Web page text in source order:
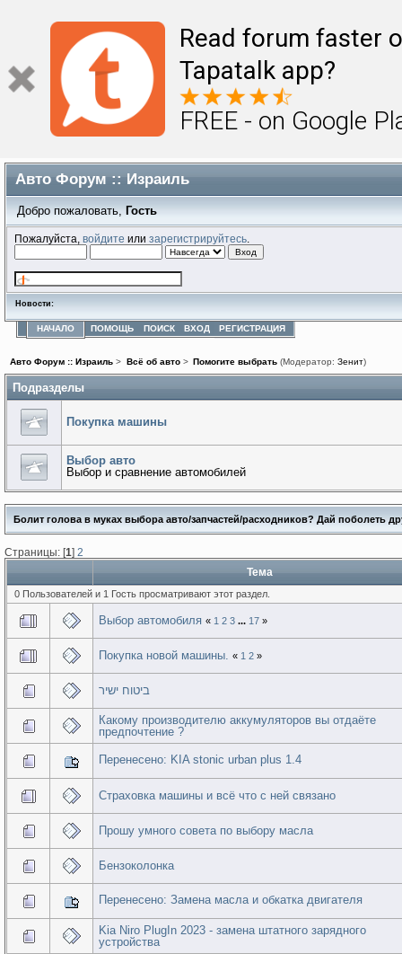
Read forum faster
Tapatalk app?
FREE - on Google
Авто Форум :: Израиль
Добро пожаловать, Гость
Пожалуйста,войдите илизарегистрируйтесь
Новости:
НАЧАЛО ПОМОЩЬ ПОИСК ВХОД РЕГИСТРАЦИЯ
Авто Форум :: Израиль > Всё об авто> Помогите выбрать(Модератор: Зенит)
Подразделы
Покупка машины
Выбор авто
Выбор и сравнение автомобилей
Болит голова в муках выбора авто/запчастей/расходников? Дай поболеть
Страницы: [1] 2
Тема
0 Пользователей и 1 Гость просматривают этот раздел.
Выбор автомобиля « 1 2 3 ... 17 »
Покупка новой машины.« 1 2 »
ביטוח ישיר
Какому производителю аккумуляторов вы отдаёте
предпочтение ?
Перенесено: KIA stonic urban plus 1.4
Страховка машины и всё что с ней связано
Прошу умного совета по выбору масла
Бензоколонка
Перенесено: Замена масла и обкатка двигателя
Kia Niro PlugIn 2023 - замена штатного зарядного
устройства